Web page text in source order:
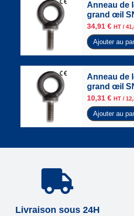
Anneau de
grand œil
34,91 € HT /
Ajouter au
Anneau de
grand œil
10,31 € HT /
Ajouter au
Livraison sous 24H